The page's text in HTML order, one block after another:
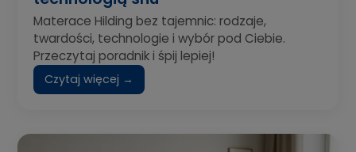
Materace Hilding bez tajemnic: rodzaje,
twardości, technologie i wybór pod Ciebie.
Przeczytaj poradnik i śpij lepiej!
Czytaj więcej →